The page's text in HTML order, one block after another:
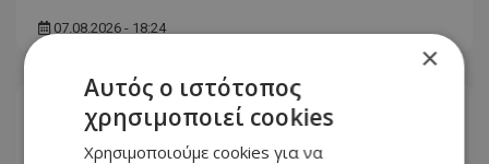
07.08.2026 - 18:24
×
Αυτός ο ιστότοπος
χρησιμοποιεί cookies
Χρησιμοποιούμε cookies για να